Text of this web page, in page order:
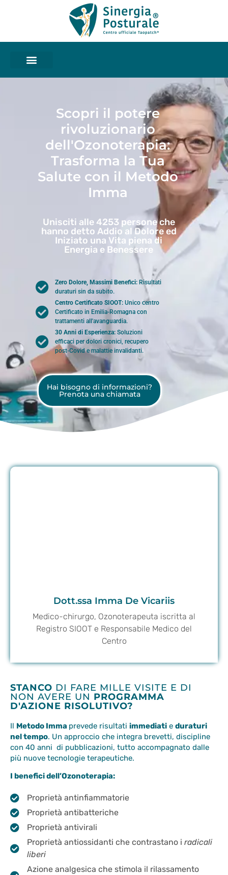
Scopri il potere
rivoluzionario
dell'Ozonoterapia:
Trasforma la Tua
Salute con il Metodo
Imma
Unisciti alle 4253 persone che
hanno detto Addio al Dolore ed
Iniziato una Vita piena di
Energia e Benessere
Zero Dolore, Massimi Benefici:Risultati
duraturi sin da subito.
Centro Certificato SIOOT:Unico centro
Certificato in Emilia-Romagna con
trattamenti all'avanguardia.
30 Anni di Esperienza:Soluzioni
efficaci per dolori cronici, recupero
post-Covid e malattie invalidanti.
Hai bisogno di informazioni?
Prenota una chiamata
Dott.ssa Imma De Vicariis
Medico-chirurgo, Ozonoterapeuta iscritta al
Registro SIOOT e Responsabile Medico del
Centro
STANCO DI FARE MILLE VISITE E DI
NON AVERE UN PROGRAMMA
D'AZIONE RISOLUTIVO?
Il Metodo Imma prevede risultati immediati e duraturi
nel tempo. Un approccio che integra brevetti, discipline
con 40 anni di pubblicazioni, tutto accompagnato dalle
più nuove tecnologie terapeutiche.
I benefici dell’Ozonoterapia:
Proprietà antinfiammatorie
Proprietà antibatteriche
Proprietà antivirali
Proprietà antiossidanti che contrastano i radicali
liberi
Azione analgesica che stimola il rilassamento